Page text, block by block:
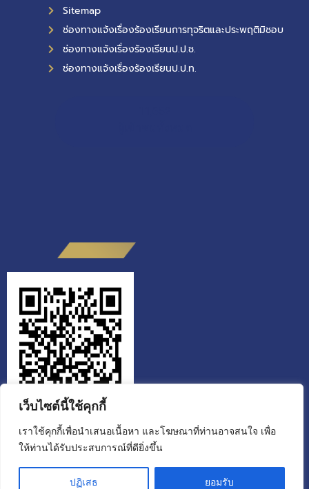
เว็บไซต์นี้ใช้คุกกี้
เราใช้คุกกี้เพื่อนำเสนอเนื้อหา และโฆษณาที่ท่านอาจสนใจ เพื่อ
ให้ท่านได้รับประสบการณ์ที่ดียิ่งขึ้น
ปฏิเสธ ยอมรับ
Sitemap
ช่องทางแจ้งเรื่องร้องเรียนการทุจริตและประพฤติมิชอบ
ช่องทางแจ้งเรื่องร้องเรียนป.ป.ช.
ช่องทางแจ้งเรื่องร้องเรียนป.ป.ท.
สำนักงานส่งเสริมวิสาหกิจเพื่อสังคม